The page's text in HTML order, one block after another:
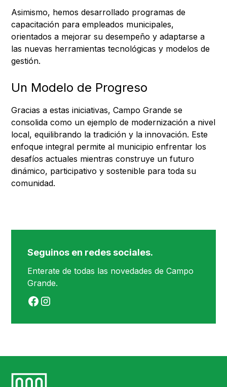
Asimismo, hemos desarrollado programas de
capacitación para empleados municipales,
orientados a mejorar su desempeño y adaptarse a
las nuevas herramientas tecnológicas y modelos de
gestión.
Un Modelo de Progreso
Gracias a estas iniciativas, Campo Grande se
consolida como un ejemplo de modernización a nivel
local, equilibrando la tradición y la innovación. Este
enfoque integral permite al municipio enfrentar los
desafíos actuales mientras construye un futuro
dinámico, participativo y sostenible para toda su
comunidad.
Seguinos en redes sociales.
Enterate de todas las novedades de Campo
Grande.